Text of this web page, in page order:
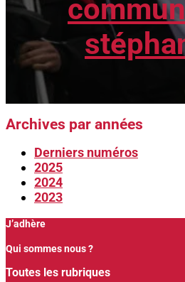
Archives par années
Derniers numéros
2025
2024
2023
J’adhère
Qui sommes nous ?
Toutes les rubriques